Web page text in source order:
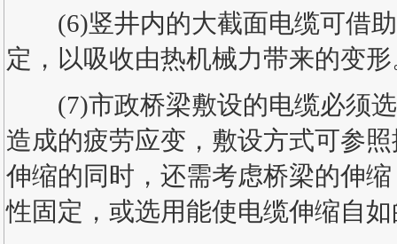
(6)竖井内的大截面电缆可借助
定，以吸收由热机械力带来的变
(7)市政桥梁敷设的电缆必须选
造成的疲劳应变，敷设方式可参
伸缩的同时，还需考虑桥梁的伸
性固定，或选用能使电缆伸缩自